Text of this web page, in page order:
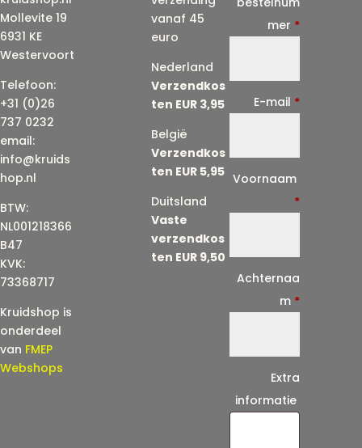
Mollevite 19
6931 KE
Westervoort
Telefoon:
+31 (0)26
737 0232
email:
info@kruids
hop.nl
BTW:
NL001218366
B47
KVK:
73368717
Kruidshop is
onderdeel
van FMEP
Webshops
vanaf 45
euro
Nederland
Verzendkos
ten EUR 3,95
België
Verzendkos
ten EUR 5,95
Duitsland
Vaste
verzendkos
ten EUR 9,50
mer *
E-mail *
Voornaam
*
Achternaa
m *
Extra
informatie